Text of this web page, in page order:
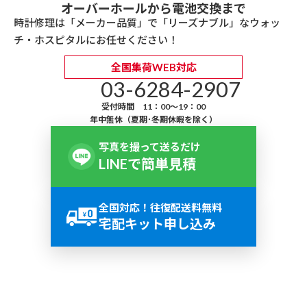
オーバーホールから電池交換まで
時計修理は「メーカー品質」で「リーズナブル」なウォッ
チ・ホスピタルにお任せください！
全国集荷WEB対応
03-6284-2907
受付時間 11：00～19：00
年中無休（夏期･冬期休暇を除く）
写真を撮って送るだけ
LINEで簡単見積
全国対応！往復配送料無料
宅配キット申し込み